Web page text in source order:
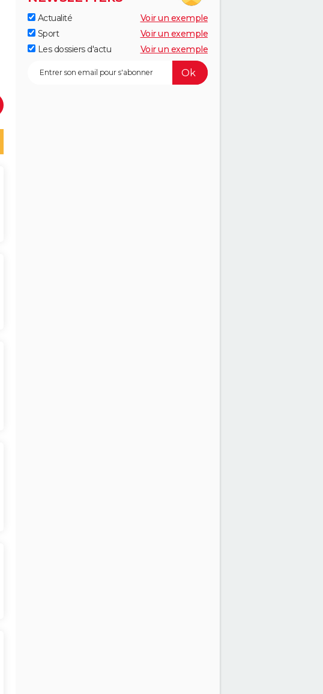
Actualité
Voir un exemple
Sport
Voir un exemple
Les dossiers d'actu
Voir un exemple